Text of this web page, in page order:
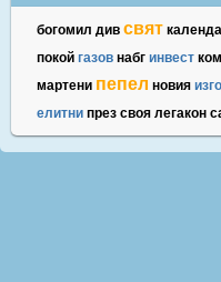
богомил див свят
покой газов набг инвест
мартени пепел новия
елитни през своя легакон